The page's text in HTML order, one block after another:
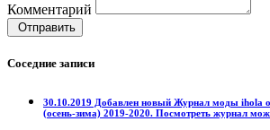
Комментарий
Отправить
Соседние записи
30.10.2019 Добавлен новый Журнал моды ihola
(осень-зима) 2019-2020. Посмотреть журнал